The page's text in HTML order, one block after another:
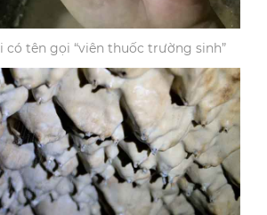
có tên gọi “viên thuốc trường sinh”